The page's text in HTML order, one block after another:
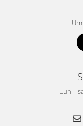
Luni -